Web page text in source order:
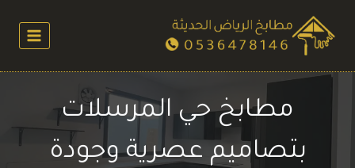
المحتوى
مطابخ حي المرسلات
بتصاميم عصرية وجودة